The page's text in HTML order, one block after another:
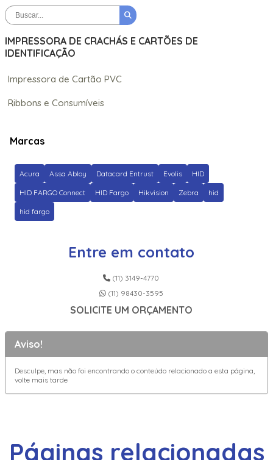
IMPRESSORA DE CRACHÁS E CARTÕES DE
IDENTIFICAÇÃO
Impressora de Cartão PVC
Ribbons e Consumíveis
Marcas
Acura Assa Abloy Datacard Entrust Evolis HID
HID FARGO Connect HID Fargo Hikvision Zebra hid
hid fargo
Entre em contato
(11) 3149-4770
(11) 98430-3595
SOLICITE UM ORÇAMENTO
Aviso!
Desculpe, mas não foi encontrando o conteúdo relacionado a esta página,
volte mais tarde
Páginas relacionadas